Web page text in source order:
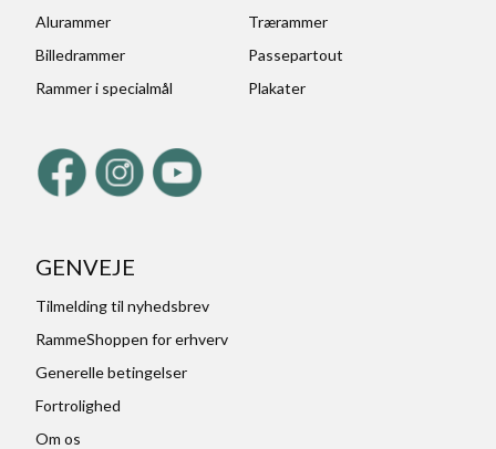
Alurammer
Trærammer
Billedrammer
Passepartout
Rammer i specialmål
Plakater
GENVEJE
Tilmelding til nyhedsbrev
RammeShoppen for erhverv
Generelle betingelser
Fortrolighed
Om os